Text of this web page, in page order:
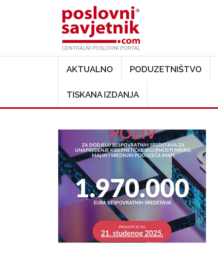
AKTUALNO PODUZETNIŠTVO
TISKANA IZDANJA